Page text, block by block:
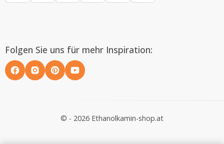
Folgen Sie uns für mehr Inspiration:
© - 2026 Ethanolkamin-shop.at